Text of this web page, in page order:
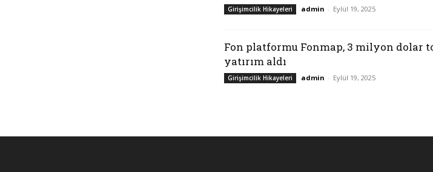
Girişimcilik Hikayeleri admin - Eylül 19, 2025
Fon platformu Fonmap, 3 milyon dolar
yatırım aldı
Girişimcilik Hikayeleri admin - Eylül 19, 2025